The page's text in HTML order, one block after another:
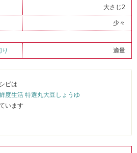
大さじ2
少々
適量
ピは
度生活 特選丸大豆しょうゆ
います